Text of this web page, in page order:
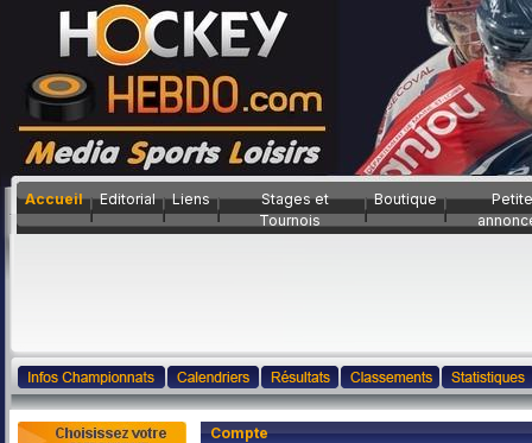
Accueil Editorial Liens
Stages et
Tournois
Boutique
Compte